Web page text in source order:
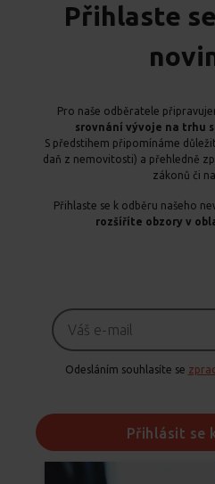
Přihlaste
Pro naše odběratele
srovnání vývoje na trhu
S předstihem připomínáme
daň z nemovitosti) a přehledně
zákonů či
Přihlaste se k odběru našeho
rozšíříte obzory v
Odesláním souhlasíte se
Přihlásit se